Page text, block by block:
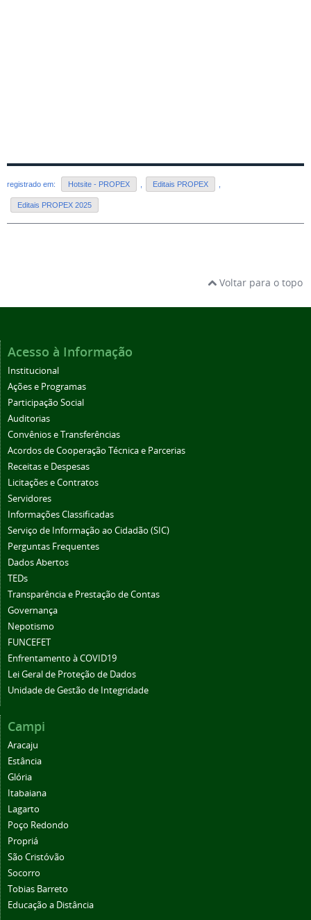
registrado em: Hotsite - PROPEX Editais PROPEX
Editais PROPEX 2025
Voltar para o topo
Acesso à Informação
Institucional
Ações e Programas
Participação Social
Auditorias
Convênios e Transferências
Acordos de Cooperação Técnica e Parcerias
Receitas e Despesas
Licitações e Contratos
Servidores
Informações Classificadas
Serviço de Informação ao Cidadão (SIC)
Perguntas Frequentes
Dados Abertos
TEDs
Transparência e Prestação de Contas
Governança
Nepotismo
FUNCEFET
Enfrentamento à COVID19
Lei Geral de Proteção de Dados
Unidade de Gestão de Integridade
Campi
Aracaju
Estância
Glória
Itabaiana
Lagarto
Poço Redondo
Propriá
São Cristóvão
Socorro
Tobias Barreto
Educação a Distância